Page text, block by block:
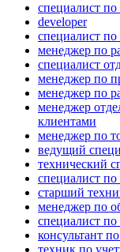
специалист по
developer
специалист
менеджер по
специалист
менеджер по
менеджер по
менеджер
клиентами
менеджер по
ведущий
технический
специалист
старший
менеджер по
специалист
консультант
техник по